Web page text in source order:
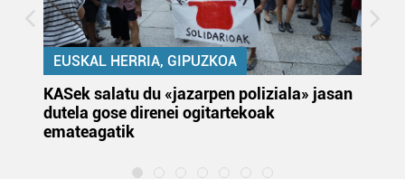
EUSKAL HERRIA, GIPUZKOA
KASek salatu du «jazarpen poliziala» jasan
dutela gose direnei ogitartekoak
emateagatik